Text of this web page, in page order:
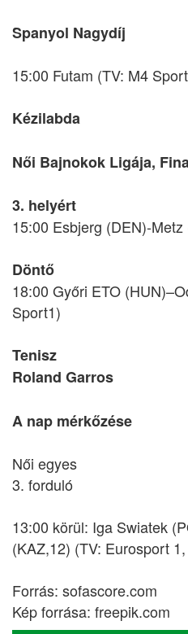
Spanyol Nagydíj
15:00 Futam (TV: M4
Kézilabda
Női Bajnokok Ligája,
3. helyért
15:00 Esbjerg (DEN)-
Döntő
18:00 Győri ETO
Sport1)
Tenisz
Roland Garros
A nap mérkőzése
Női egyes
3. forduló
13:00 körül: Iga Swiatek
(KAZ,12) (TV: Eurosport
Forrás: sofascore.com
Kép forrása: freepik.com